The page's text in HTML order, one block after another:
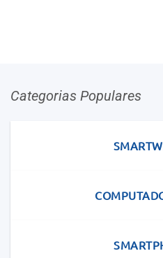
Categorias Populares